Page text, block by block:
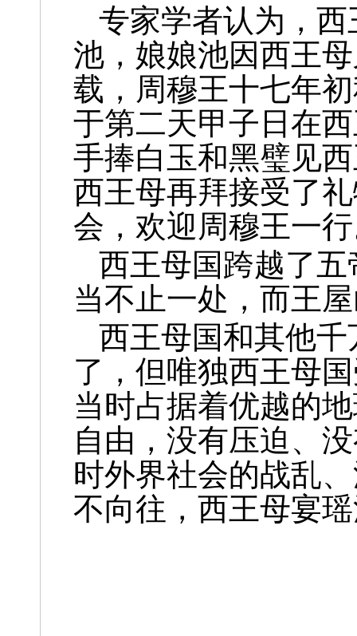
专家学者认为，
池，娘娘池因西王
载，周穆王十七年
于第二天甲子日在
手捧白玉和黑璧见
西王母再拜接受了
会，欢迎周穆王一
西王母国跨越了
当不止一处，而王
西王母国和其他
了，但唯独西王母
当时占据着优越的
自由，没有压迫、
时外界社会的战乱
不向往，西王母宴